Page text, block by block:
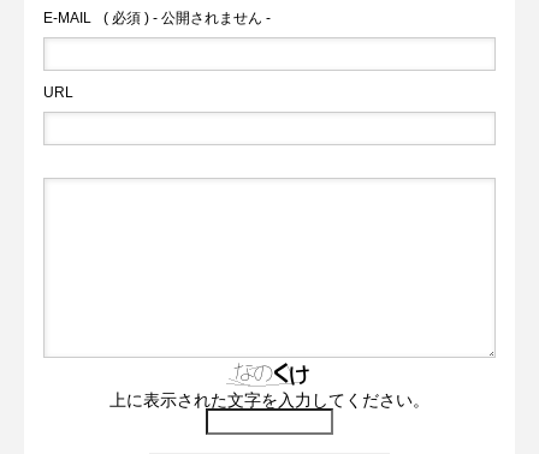
E-MAIL ( 必須 ) - 公開されません -
URL
上に表示された文字を入力してください。